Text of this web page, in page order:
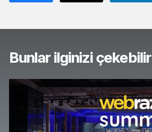
Bunlar ilginizi çekebilir